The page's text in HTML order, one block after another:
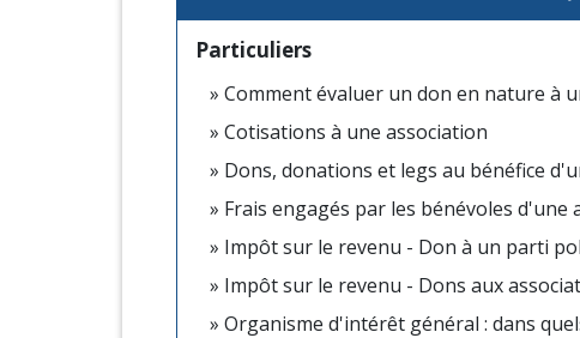
Particuliers
Comment évaluer un don en nature à
Cotisations à une association
Dons, donations et legs au bénéfice
Frais engagés par les bénévoles d'une
Impôt sur le revenu - Don à un parti
Impôt sur le revenu - Dons aux
Organisme d'intérêt général : dans